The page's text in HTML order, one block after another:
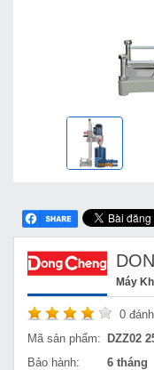
Máy
0
Mã sản phẩm:
DZZ02
Bảo hành:
6 tháng